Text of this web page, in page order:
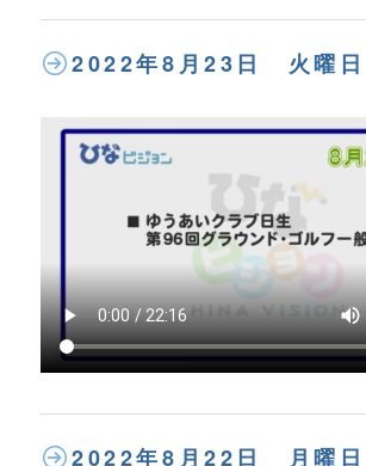
2022年8月23日 火曜日
2022年8月22日 月曜日